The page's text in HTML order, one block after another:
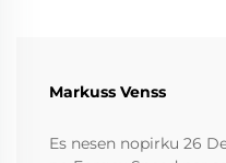
Markuss Venss
Es nesen nopirku 26